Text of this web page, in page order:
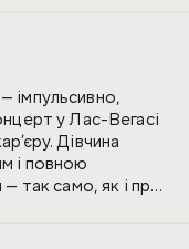
імпульсивно,
у Лас-Вегасі
Дівчина
і повною
— так само, як і про